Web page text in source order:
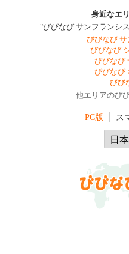
身近なエ
"びびなび サンフランシ
びびなび サ
びびなび
びびなび
びびなび
びび
他エリアのび
PC版 ス